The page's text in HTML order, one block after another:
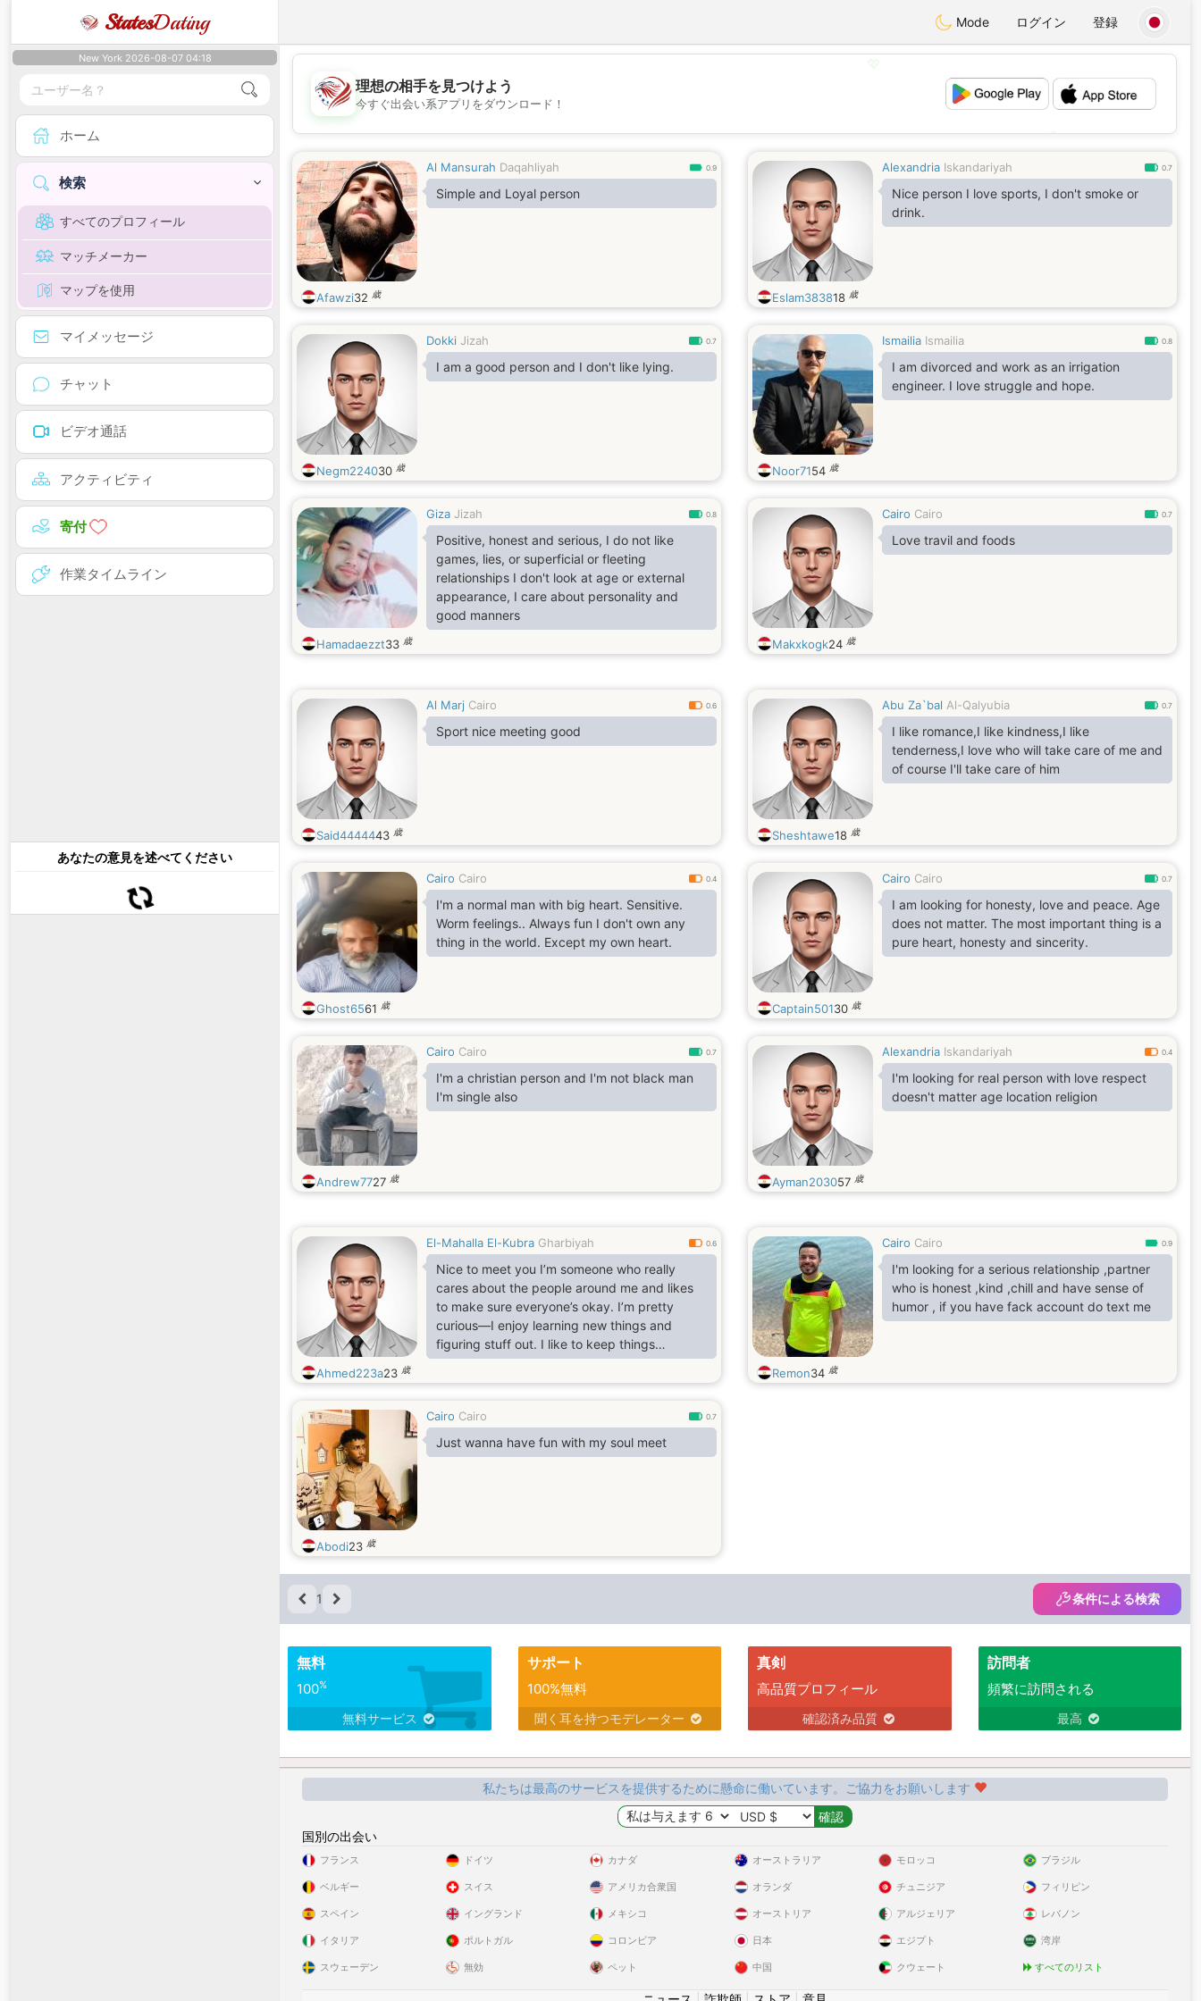
StatesDating Mode ログイン 登録
New York 2026-08-07 04:18
ホーム
検索
すべてのプロフィール
マッチメーカー
マップを使用
マイメッセージ
チャット
ビデオ通話
アクティビティ
寄付
作業タイムライン
あなたの意見を述べてください
💖
💕
理想の相手を見つけよう
今すぐ出会い系アプリをダウンロード！
Al Mansurah Daqahliyah 0.9
Simple and Loyal person
Afawzi32 歳
Alexandria Iskandariyah 0.7
Nice person I love sports, I don't smoke or
drink.
Eslam383818 歳
Dokki Jizah 0.7
I am a good person and I don't like lying.
Negm224030 歳
Ismailia Ismailia 0.8
I am divorced and work as an irrigation
engineer. I love struggle and hope.
Noor7154 歳
Giza Jizah 0.8
Positive, honest and serious, I do not like
games, lies, or superficial or fleeting
relationships I don't look at age or external
appearance, I care about personality and
good manners
Hamadaezzt33 歳
Cairo Cairo 0.7
Love travil and foods
Makxkogk24 歳
Al Marj Cairo 0.6
Sport nice meeting good
Said4444443 歳
Abu Za`bal Al-Qalyubia 0.7
I like romance,I like kindness,I like
tenderness,I love who will take care of me and
of course I'll take care of him
Sheshtawe18 歳
Cairo Cairo 0.4
I'm a normal man with big heart. Sensitive.
Worm feelings.. Always fun I don't own any
thing in the world. Except my own heart.
Ghost6561 歳
Cairo Cairo 0.7
I am looking for honesty, love and peace. Age
does not matter. The most important thing is a
pure heart, honesty and sincerity.
Captain50130 歳
Cairo Cairo 0.7
I'm a christian person and I'm not black man
I'm single also
Andrew7727 歳
Alexandria Iskandariyah 0.4
I'm looking for real person with love respect
doesn't matter age location religion
Ayman203057 歳
El-Mahalla El-Kubra Gharbiyah 0.6
Nice to meet you I’m someone who really
cares about the people around me and likes
to make sure everyone’s okay. I’m pretty
curious—I enjoy learning new things and
figuring stuff out. I like to keep things
interesting, maybe throw in a little humor here
and there. I pay attention to details and
myself or to help someone else out. I guess
you could say I’m creative, hardworking, and
always looking for ways to get better and
Ahmed223a23 歳
Cairo Cairo 0.9
I'm looking for a serious relationship ,partner
who is honest ,kind ,chill and have sense of
humor , if you have fack account do text me
Remon34 歳
Cairo Cairo 0.7
Just wanna have fun with my soul meet
Abodi23 歳
1 条件による検索
無料
100%
無料サービス
サポート
100%無料
聞く耳を持つモデレーター
真剣
高品質プロフィール
確認済み品質
訪問者
頻繁に訪問される
最高
私たちは最高のサービスを提供するために懸命に働いています。ご協力をお願いします
国別の出会い
フランス
ベルギー
スペイン
イタリア
スウェーデン
ドイツ
スイス
イングランド
ポルトガル
無効
カナダ
アメリカ合衆国
メキシコ
コロンビア
ペット
オーストラリア
オランダ
オーストリア
日本
中国
モロッコ
チュニジア
アルジェリア
エジプト
クウェート
ブラジル
フィリピン
レバノン
湾岸
すべてのリスト